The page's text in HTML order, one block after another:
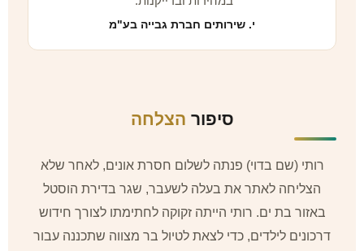
י. שירותים חברת גבייה בע"מ
סיפור הצלחה
רותי (שם בדוי) פנתה לשלום חסרת אונים, לאחר שלא
הצליחה לאתר את בעלה לשעבר, שגר בדירת הוסטל
באזור בת ים. רותי הייתה זקוקה לחתימתו לצורך חידוש
דרכונים לילדים, כדי לצאת לטיול בר מצווה שתכננה עבור